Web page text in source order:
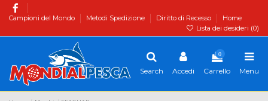
Campioni del Mondo Metodi Spedizione Diritto di Recesso
Home
Lista dei desideri (0)
Search Accedi
0
Carrello Menu